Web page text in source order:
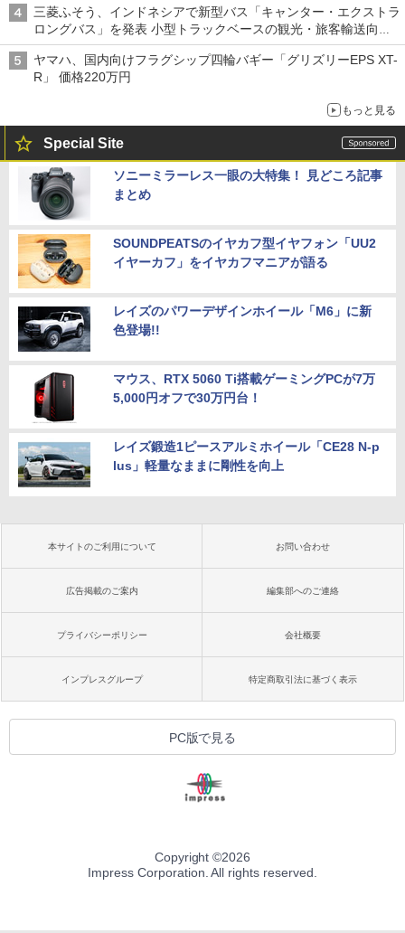
三菱ふそう、インドネシアで新型バス「キャンター・エクストラ
ロングバス」を発表 小型トラックベースの観光・旅客輸送向け
バス
ヤマハ、国内向けフラグシップ四輪バギー「グリズリーEPS XT-
R」 価格220万円
もっと見る
Special Site
ソニーミラーレス一眼の大特集！ 見どころ記事
まとめ
SOUNDPEATSのイヤカフ型イヤフォン「UU2
イヤーカフ」をイヤカフマニアが語る
レイズのパワーデザインホイール「M6」に新
色登場!!
マウス、RTX 5060 Ti搭載ゲーミングPCが7万
5,000円オフで30万円台！
レイズ鍛造1ピースアルミホイール「CE28 N-p
lus」軽量なままに剛性を向上
本サイトのご利用について お問い合わせ
広告掲載のご案内 編集部へのご連絡
プライバシーポリシー 会社概要
インプレスグループ 特定商取引法に基づく表示
PC版で見る
Copyright ©2026
Impress Corporation. All rights reserved.